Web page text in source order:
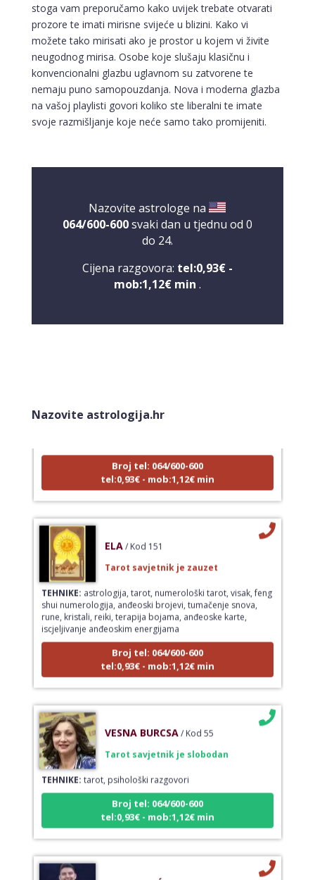
stoga vam preporučamo kako uvijek trebate otvarati
prozore te imati mirisne svijeće u blizini. Kako vi
možete tako mirisati ako je prostor u kojem vi živite
neugodnog mirisa. Osobe koje slušaju klasičnu i
konvencionalni glazbu uglavnom su zatvorene te
nemaju puno samopouzdanja. Nova i moderna glazba
na vašoj playlisti govori koliko ste liberalni te imate
svoje razmišljanje koje neće samo tako promijeniti.
Nazovite astrologe na
064/600-600svaki dan u tjednu od 0
do 24.
Cijena razgovora: tel:0,93€ -
mob:1,12€ min .
Nazovite astrologija.hr
Broj tel: 064/600-600
tel:0,93€ - mob:1,12€ min
TEHNIKE:astrologija, tarot, numerološki tarot, visak, feng
shui numerologija, anđeoski brojevi, tumačenje snova,
rune, kristali, reiki, terapija bojama, anđeoske karte,
iscjeljivanje anđeoskim energijama
Broj tel: 064/600-600
tel:0,93€ - mob:1,12€ min
TEHNIKE:tarot, psihološki razgovori
Broj tel: 064/600-600
tel:0,93€ - mob:1,12€ min